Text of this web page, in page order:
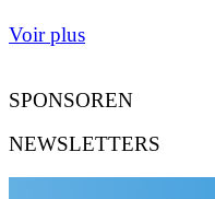
Voir plus
SPONSOREN
NEWSLETTERS